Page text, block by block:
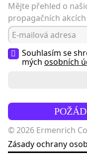
Mějte přehled o
propagačních akcích
Souhlasím se
mých osobních
© 2026 Ermenrich
Zásady ochrany